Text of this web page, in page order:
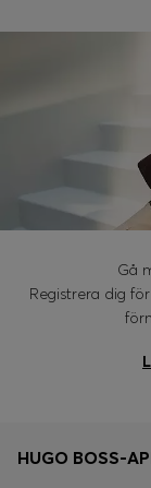
Gå
Registrera dig
HUGO BOSS-